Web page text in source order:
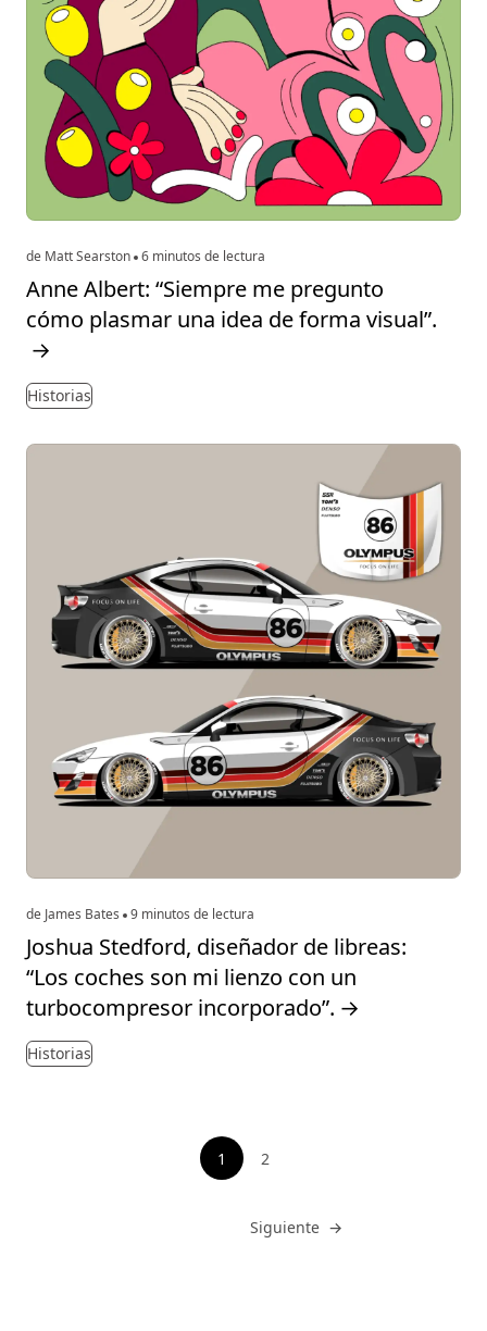
de Matt Searston 6 minutos de lectura
Anne Albert: “Siempre me pregunto
cómo plasmar una idea de forma visual”.
→
Historias
de James Bates 9 minutos de lectura
Joshua Stedford, diseñador de libreas:
“Los coches son mi lienzo con un
turbocompresor incorporado”. →
Historias
1 Ver página
2
Ir a
Siguiente →